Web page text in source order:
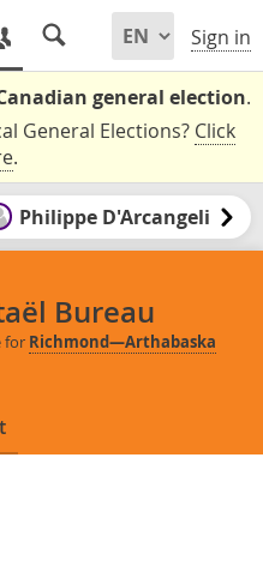
Sign in
general election.
General Elections? Click
.
Philippe D'Arcangeli
Bureau
for Richmond—Arthabaska